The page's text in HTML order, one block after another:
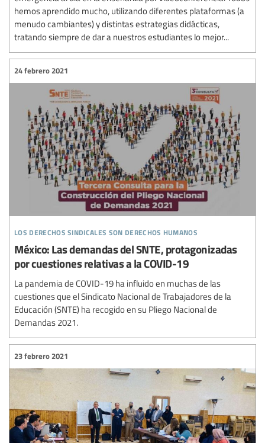
hemos aprendido mucho, utilizando diferentes plataformas (a
menudo cambiantes) y distintas estrategias didácticas,
tratando siempre de dar a nuestros estudiantes lo mejor...
los derechos sindicales son derechos humanos
24 febrero 2021
México: Las demandas del SNTE, protagonizadas
por cuestiones relativas a la COVID-19
La pandemia de COVID-19 ha influido en muchas de las
cuestiones que el Sindicato Nacional de Trabajadores de la
Educación (SNTE) ha recogido en su Pliego Nacional de
Demandas 2021.
23 febrero 2021